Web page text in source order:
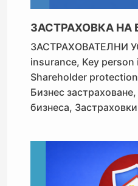
ЗАСТРАХОВКА НА
ЗАСТРАХОВАТЕЛНИ
insurance, Key
Shareholder protection
Бизнес застраховане,
бизнеса, Застраховки